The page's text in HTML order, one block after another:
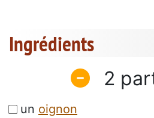
Ingrédients
2
un oignon